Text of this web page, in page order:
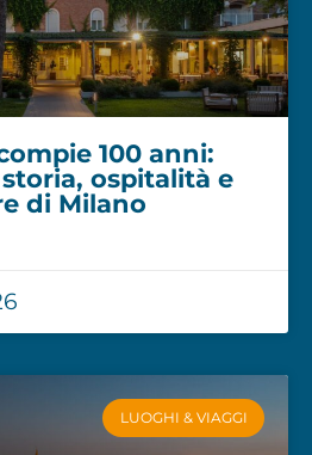
100 anni:
ospitalità e
di Milano
LUOGHI & VIAGGI